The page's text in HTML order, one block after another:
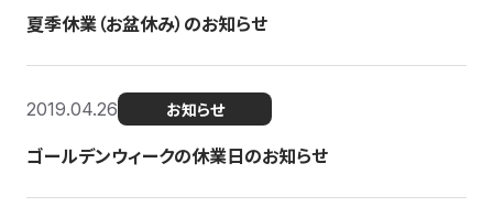
夏季休業（お盆休み）のお知らせ
2019.04.26 お知らせ
ゴールデンウィークの休業日のお知らせ